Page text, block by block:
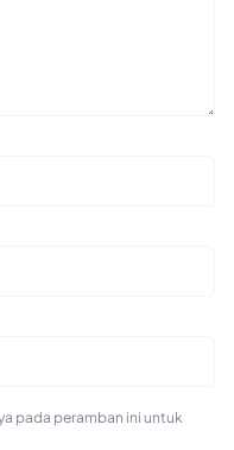
pada peramban ini untuk